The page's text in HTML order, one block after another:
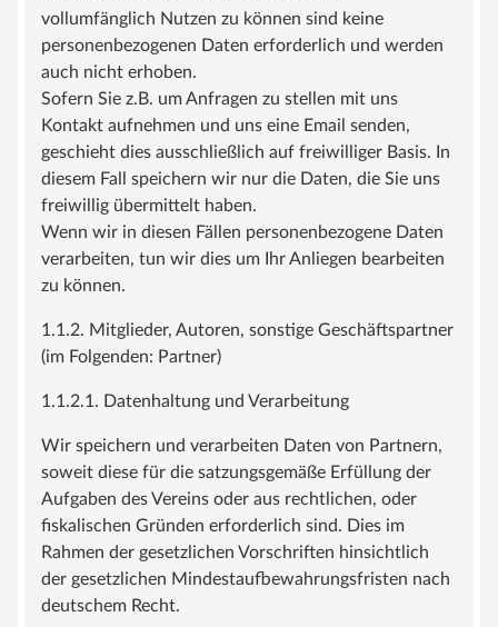
vollumfänglich Nutzen zu können sind keine
personenbezogenen Daten erforderlich und werden
auch nicht erhoben.
Sofern Sie z.B. um Anfragen zu stellen mit uns
Kontakt aufnehmen und uns eine Email senden,
geschieht dies ausschließlich auf freiwilliger Basis. In
diesem Fall speichern wir nur die Daten, die Sie uns
freiwillig übermittelt haben.
Wenn wir in diesen Fällen personenbezogene Daten
verarbeiten, tun wir dies um Ihr Anliegen bearbeiten
zu können.
1.1.2. Mitglieder, Autoren, sonstige Geschäftspartner
(im Folgenden: Partner)
1.1.2.1. Datenhaltung und Verarbeitung
Wir speichern und verarbeiten Daten von Partnern,
soweit diese für die satzungsgemäße Erfüllung der
Aufgaben des Vereins oder aus rechtlichen, oder
fiskalischen Gründen erforderlich sind. Dies im
Rahmen der gesetzlichen Vorschriften hinsichtlich
der gesetzlichen Mindestaufbewahrungsfristen nach
deutschem Recht.